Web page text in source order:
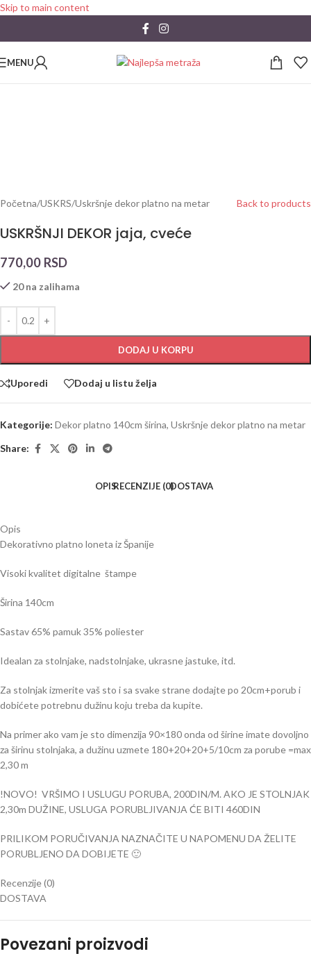
Skip to main content
MENU
Početna/USKRS/Uskršnje dekor platno na metar Back to products
USKRŠNJI DEKOR jaja, cveće
770,00 RSD
20 na zalihama
DODAJ U KORPU
Uporedi Dodaj u listu želja
Kategorije: Dekor platno 140cm širina, Uskršnje dekor platno na metar
Share:
OPISRECENZIJE (0)DOSTAVA
Opis
Dekorativno platno loneta iz Španije
Visoki kvalitet digitalne štampe
Širina 140cm
Sastav 65% pamuk 35% poliester
Idealan za stolnjake, nadstolnjake, ukrasne jastuke, itd.
Za stolnjak izmerite vaš sto i sa svake strane dodajte po 20cm+porub i
dobićete potrebnu dužinu koju treba da kupite.
Na primer ako vam je sto dimenzija 90×180 onda od širine imate dovoljno
za širinu stolnjaka, a dužinu uzmete 180+20+20+5/10cm za porube =max
2,30 m
!NOVO! VRŠIMO I USLUGU PORUBA, 200DIN/M. AKO JE STOLNJAK
2,30m DUŽINE, USLUGA PORUBLJIVANJA ĆE BITI 460DIN
PRILIKOM PORUČIVANJA NAZNAČITE U NAPOMENU DA ŽELITE
PORUBLJENO DA DOBIJETE 🙂
Recenzije (0)
DOSTAVA
Povezani proizvodi